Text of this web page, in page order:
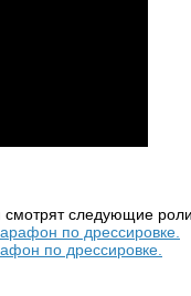
смотрят следующие
по дрессировке.